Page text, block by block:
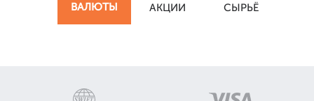
ВАЛЮТЫ АКЦИИ СЫРЬЁ